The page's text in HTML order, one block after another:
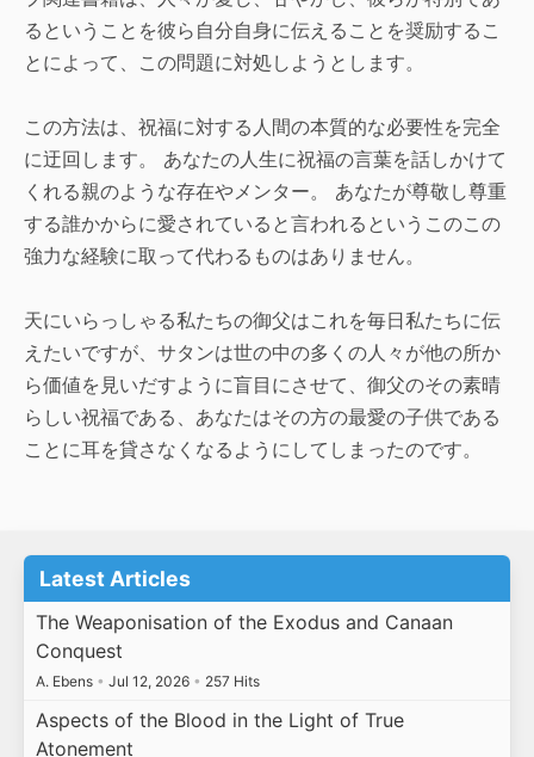
るということを彼ら自分自身に伝えることを奨励するこ
とによって、この問題に対処しようとします。
この方法は、祝福に対する人間の本質的な必要性を完全
に迂回します。 あなたの人生に祝福の言葉を話しかけて
くれる親のような存在やメンター。 あなたが尊敬し尊重
する誰かからに愛されていると言われるというこのこの
強力な経験に取って代わるものはありません。
天にいらっしゃる私たちの御父はこれを毎日私たちに伝
えたいですが、サタンは世の中の多くの人々が他の所か
ら価値を見いだすように盲目にさせて、御父のその素晴
らしい祝福である、あなたはその方の最愛の子供である
ことに耳を貸さなくなるようにしてしまったのです。
Latest Articles
The Weaponisation of the Exodus and Canaan
Conquest
A. Ebens • Jul 12, 2026 • 257 Hits
Aspects of the Blood in the Light of True
Atonement